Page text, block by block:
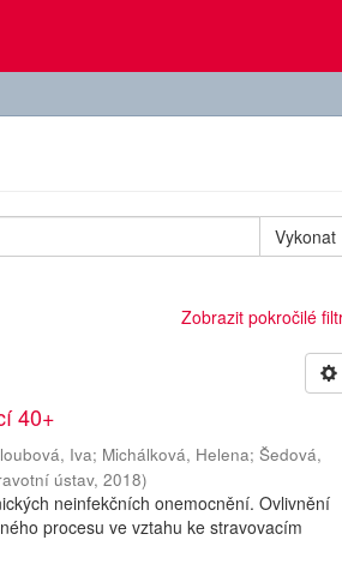
Vykonat
Zobrazit pokročilé
40+
Iva; Michálková, Helena;Šedová,
ústav,2018)
neinfekčních onemocnění. Ovlivnění
procesu ve vztahu ke stravovacím